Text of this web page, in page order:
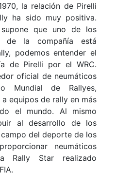
la relación de Pirelli
ha sido muy positiva.
que uno de los
de la compañía está
podemos entender el
de Pirelli por el WRC.
oficial de neumáticos
Mundial de Rallyes,
equipos de rally en más
el mundo. Al mismo
al desarrollo de los
del deporte de los
neumáticos
Rally Star realizado